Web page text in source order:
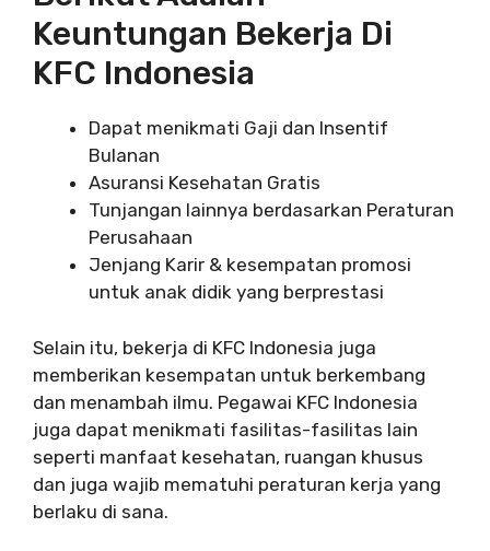
Keuntungan Bekerja Di
KFC Indonesia
Dapat menikmati Gaji dan Insentif
Bulanan
Asuransi Kesehatan Gratis
Tunjangan lainnya berdasarkan Peraturan
Perusahaan
Jenjang Karir & kesempatan promosi
untuk anak didik yang berprestasi
Selain itu, bekerja di KFC Indonesia juga
memberikan kesempatan untuk berkembang
dan menambah ilmu. Pegawai KFC Indonesia
juga dapat menikmati fasilitas-fasilitas lain
seperti manfaat kesehatan, ruangan khusus
dan juga wajib mematuhi peraturan kerja yang
berlaku di sana.